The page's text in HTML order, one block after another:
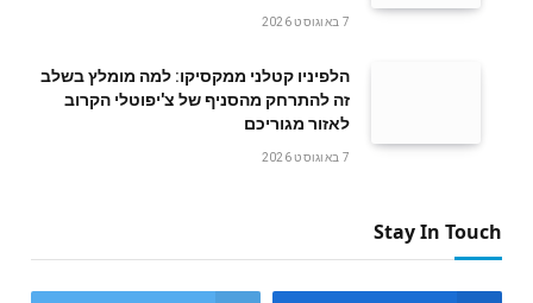
7 באוגוסט 2026
הלפיניו קטלני ממקסיקו: למה מומלץ בשלב
זה להתרחק מהסניף של צ'יפוטלי הקרוב
לאזור מגוריכם
7 באוגוסט 2026
Stay In Touch